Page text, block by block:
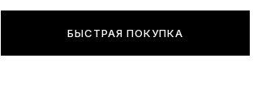
БЫСТРАЯ ПОКУПКА